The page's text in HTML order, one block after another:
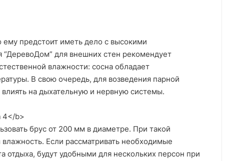
ему предстоит иметь дело с высокими
для внешних стен рекомендует
влажности: сосна обладает
В свою очередь, для возведения парной
на дыхательную и нервную системы.
4</b>
брус от 200 мм в диаметре. При такой
Если рассматривать необходимые
будут удобными для нескольких персон при